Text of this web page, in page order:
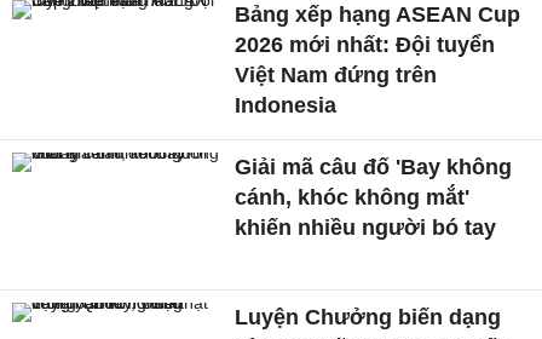
Bảng xếp hạng ASEAN Cup
2026 mới nhất: Đội tuyển
Việt Nam đứng trên
Indonesia
Giải mã câu đố 'Bay không
cánh, khóc không mắt'
khiến nhiều người bó tay
Luyện Chưởng biến dạng